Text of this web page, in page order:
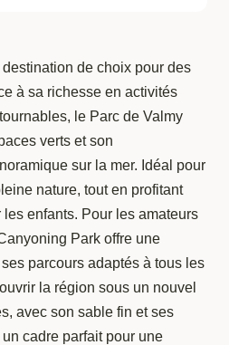
de choix pour des
à sa richesse en activités
le Parc de Valmy
verts et son
sur la mer. Idéal pour
nature, tout en profitant
enfants. Pour les amateurs
Park offre une
parcours adaptés à tous les
la région sous un nouvel
avec son sable fin et ses
cadre parfait pour une